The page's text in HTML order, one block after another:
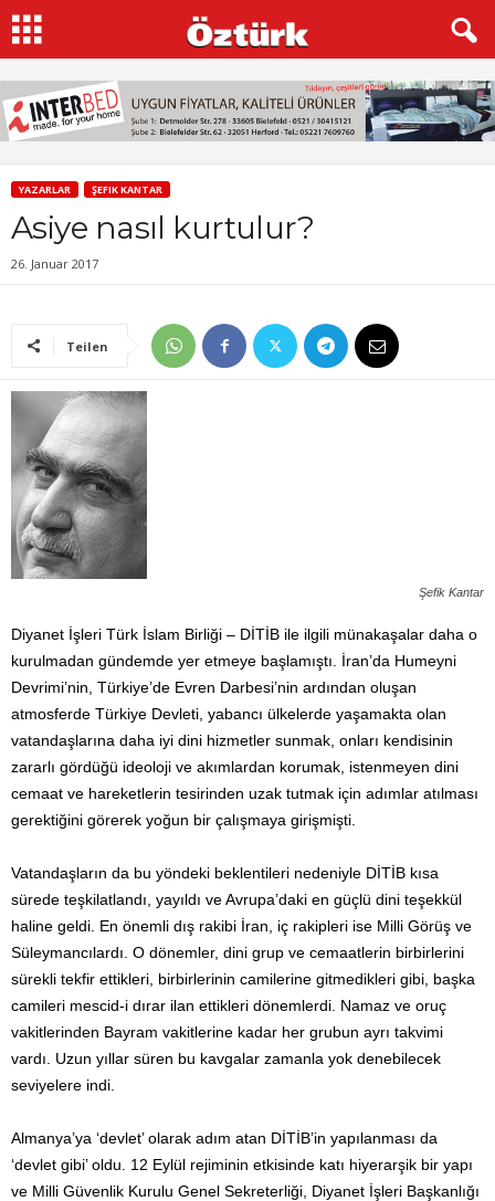
YAZARLAR ŞEFIK KANTAR
Asiye nasıl kurtulur?
26. Januar 2017
Teilen
Şefik Kantar
Diyanet İşleri Türk İslam Birliği – DİTİB ile ilgili münakaşalar daha o
kurulmadan gündemde yer etmeye başlamıştı. İran’da Humeyni
Devrimi’nin, Türkiye’de Evren Darbesi’nin ardından oluşan
atmosferde Türkiye Devleti, yabancı ülkelerde yaşamakta olan
vatandaşlarına daha iyi dini hizmetler sunmak, onları kendisinin
zararlı gördüğü ideoloji ve akımlardan korumak, istenmeyen dini
cemaat ve hareketlerin tesirinden uzak tutmak için adımlar atılması
gerektiğini görerek yoğun bir çalışmaya girişmişti.
Vatandaşların da bu yöndeki beklentileri nedeniyle DİTİB kısa
sürede teşkilatlandı, yayıldı ve Avrupa’daki en güçlü dini teşekkül
haline geldi. En önemli dış rakibi İran, iç rakipleri ise Milli Görüş ve
Süleymancılardı. O dönemler, dini grup ve cemaatlerin birbirlerini
sürekli tekfir ettikleri, birbirlerinin camilerine gitmedikleri gibi, başka
camileri mescid-i dırar ilan ettikleri dönemlerdi. Namaz ve oruç
vakitlerinden Bayram vakitlerine kadar her grubun ayrı takvimi
vardı. Uzun yıllar süren bu kavgalar zamanla yok denebilecek
seviyelere indi.
Almanya’ya ‘devlet’ olarak adım atan DİTİB’in yapılanması da
‘devlet gibi’ oldu. 12 Eylül rejiminin etkisinde katı hiyerarşik bir yapı
ve Milli Güvenlik Kurulu Genel Sekreterliği, Diyanet İşleri Başkanlığı